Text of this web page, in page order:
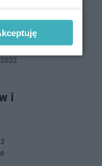
i